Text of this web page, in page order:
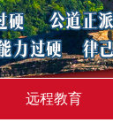
远程教育